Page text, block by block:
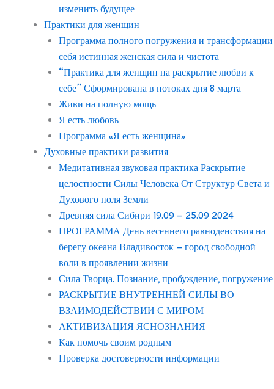
изменить будущее
Практики для женщин
Программа полного погружения и трансформации
себя истинная женская сила и чистота
“Практика для женщин на раскрытие любви к
себе” Сформирована в потоках дня 8 марта
Живи на полную мощь
Я есть любовь
Программа «Я есть женщина»
Духовные практики развития
Медитативная звуковая практика Раскрытие
целостности Силы Человека От Структур Света и
Духового поля Земли
Древняя сила Сибири 19.09 – 25.09 2024
ПРОГРАММА День весеннего равноденствия на
берегу океана Владивосток – город свободной
воли в проявлении жизни
Сила Творца. Познание, пробуждение, погружение
РАСКРЫТИЕ ВНУТРЕННЕЙ СИЛЫ ВО
ВЗАИМОДЕЙСТВИИ С МИРОМ
АКТИВИЗАЦИЯ ЯСНОЗНАНИЯ
Как помочь своим родным
Проверка достоверности информации